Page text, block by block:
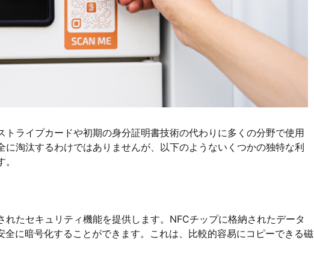
ライプカードや初期の身分証明書技術の代わりに多くの分野で使用
淘汰するわけではありませんが、以下のようないくつかの独特な利
たセキュリティ機能を提供します。NFCチップに格納されたデータ
に暗号化することができます。これは、比較的容易にコピーできる磁